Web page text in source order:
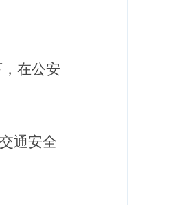
在公安
通安全